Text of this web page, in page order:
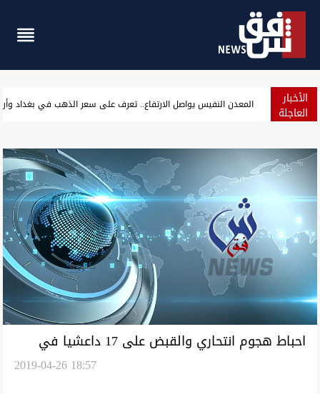
الأخبار
العاجلة "دون أوليات".. الكشف عن سحب 118 تريليون دينار لتمويل الرواتب والمشاريع
احباط هجوم انتحاري والقبض على 17 داعشيا في
2019-04-26 18:57